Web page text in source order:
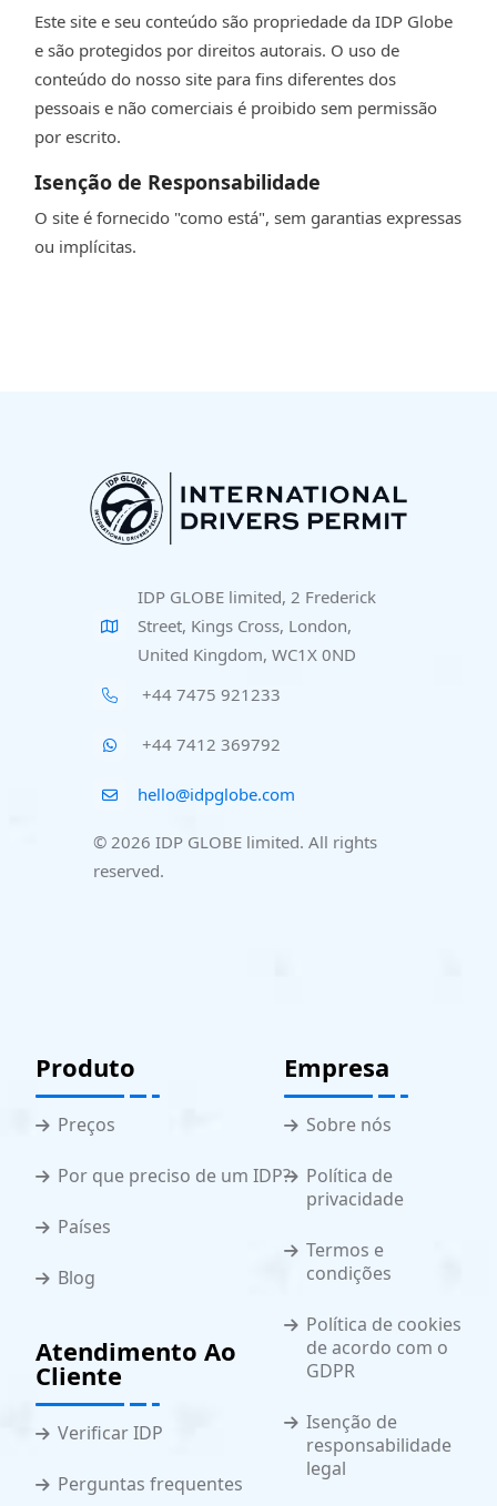
Este site e seu conteúdo são propriedade da IDP Globe
e são protegidos por direitos autorais. O uso de
conteúdo do nosso site para fins diferentes dos
pessoais e não comerciais é proibido sem permissão
por escrito.
Isenção de Responsabilidade
O site é fornecido "como está", sem garantias expressas
ou implícitas.
IDP GLOBE limited, 2 Frederick
Street, Kings Cross, London,
United Kingdom, WC1X 0ND
+44 7475 921233
+44 7412 369792
hello@idpglobe.com
© 2026 IDP GLOBE limited. All rights
reserved.
Produto
Preços
Por que preciso de um IDP?
Países
Blog
Atendimento Ao
Cliente
Verificar IDP
Perguntas frequentes
Empresa
Sobre nós
Política de
privacidade
Termos e
condições
Política de cookies
de acordo com o
GDPR
Isenção de
responsabilidade
legal